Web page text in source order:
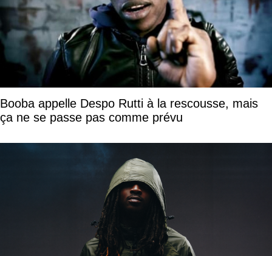
Booba appelle Despo Rutti à la rescousse, mais
ça ne se passe pas comme prévu